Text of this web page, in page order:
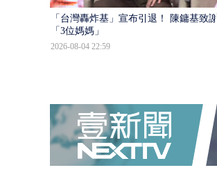
「台灣轟炸基」宣布引退！ 陳鏞基致謝
「3位媽媽」
2026-08-04 22:59